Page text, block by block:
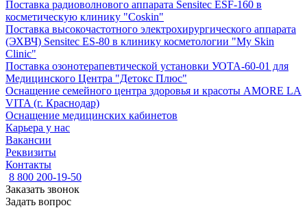
Поставка радиоволнового аппарата Sensitec ESF-160 в
косметическую клинику "Coskin"
Поставка высокочастотного электрохирургического аппарата
(ЭХВЧ) Sensitec ES-80 в клинику косметологии "My Skin
Clinic"
Поставка озонотерапевтической установки УОТА-60-01 для
Медицинского Центра "Детокс Плюс"
Оснащение семейного центра здоровья и красоты AMORE LA
VITA (г. Краснодар)
Оснащение медицинских кабинетов
Карьера у нас
Вакансии
Реквизиты
Контакты
8 800 200-19-50
Заказать звонок
Задать вопрос